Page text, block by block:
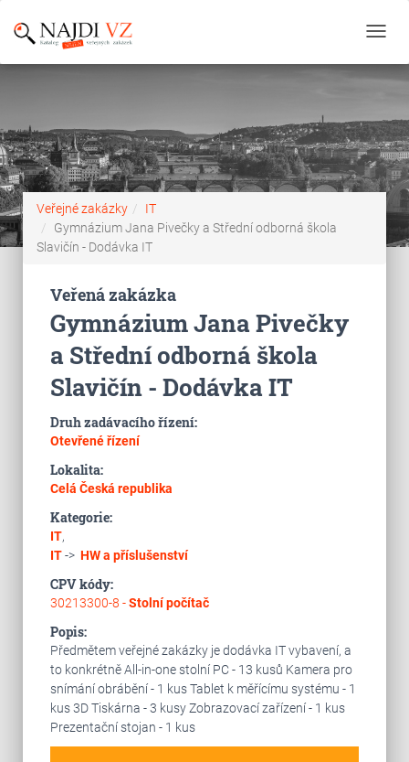
Veřejné zakázky
IT
Gymnázium Jana Pivečky a Střední odborná škola
Slavičín - Dodávka IT
Veřená zakázka
Gymnázium Jana Pivečky
a Střední odborná škola
Slavičín - Dodávka IT
Druh zadávacího řízení:
Otevřené řízení
Lokalita:
Celá Česká republika
Kategorie:
IT,
IT-> HW a příslušenství
CPV kódy:
30213300-8 -Stolní počítač
Popis:
Předmětem veřejné zakázky je dodávka IT vybavení, a
to konkrétně All-in-one stolní PC - 13 kusů Kamera pro
snímání obrábění - 1 kus Tablet k měřícímu systému - 1
kus 3D Tiskárna - 3 kusy Zobrazovací zařízení - 1 kus
Prezentační stojan - 1 kus